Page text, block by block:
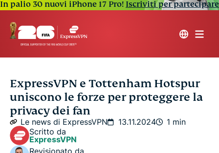
In palio 30 nuovi iPhone 17 Pro! Iscriviti per partecipare
ExpressVPN e Tottenham Hotspur
uniscono le forze per proteggere la
privacy dei fan
Le news di ExpressVPN 13.11.2024
1 min
Scritto da
ExpressVPN
Revisionato da